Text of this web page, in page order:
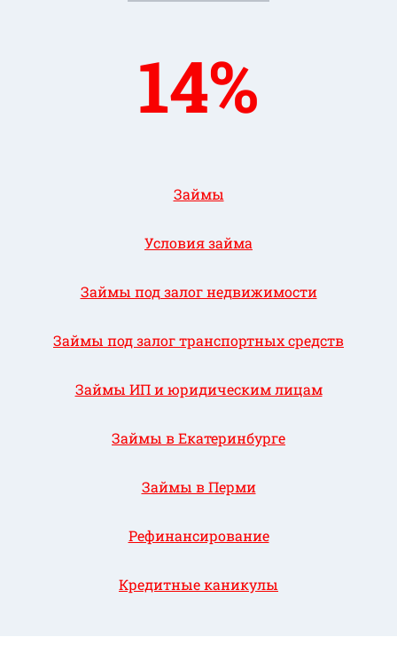
14%
Займы
Условия займа
Займы под залог недвижимости
Займы под залог транспортных средств
Займы ИП и юридическим лицам
Займы в Екатеринбурге
Займы в Перми
Рефинансирование
Кредитные каникулы